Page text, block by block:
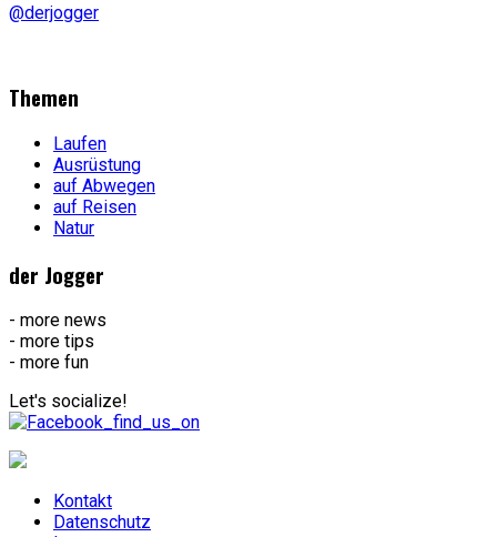
@derjogger
Themen
Laufen
Ausrüstung
auf Abwegen
auf Reisen
Natur
der Jogger
- more news
- more tips
- more fun
Let's socialize!
Kontakt
Datenschutz